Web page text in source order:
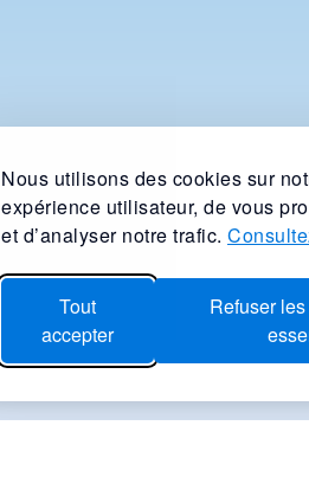
Nous utilisons des cookies sur
expérience utilisateur, de vous
et d’analyser notre trafic.
Tout
accepter
Refuser